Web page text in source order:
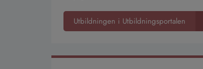
Utbildningen i Utbildningsportalen